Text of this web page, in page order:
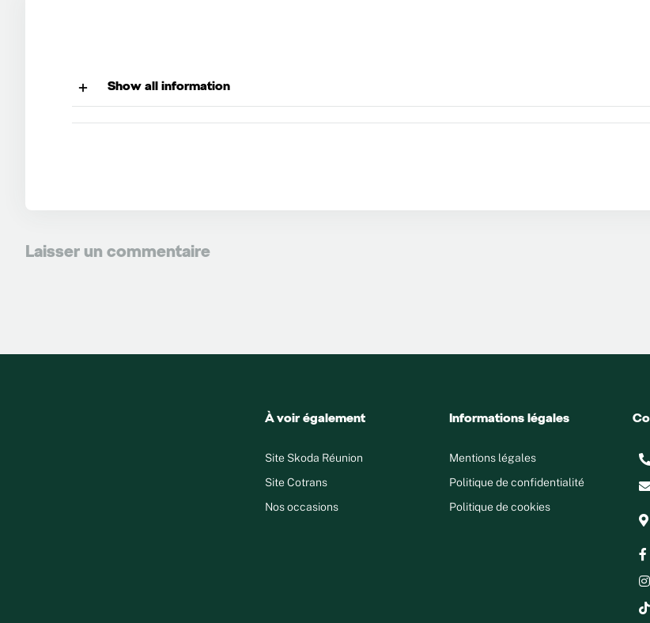
Show all information
Laisser un commentaire
À voir également
Site Skoda Réunion
Site Cotrans
Nos occasions
Informations légales
Mentions légales
Politique de confidentialité
Politique de cookies